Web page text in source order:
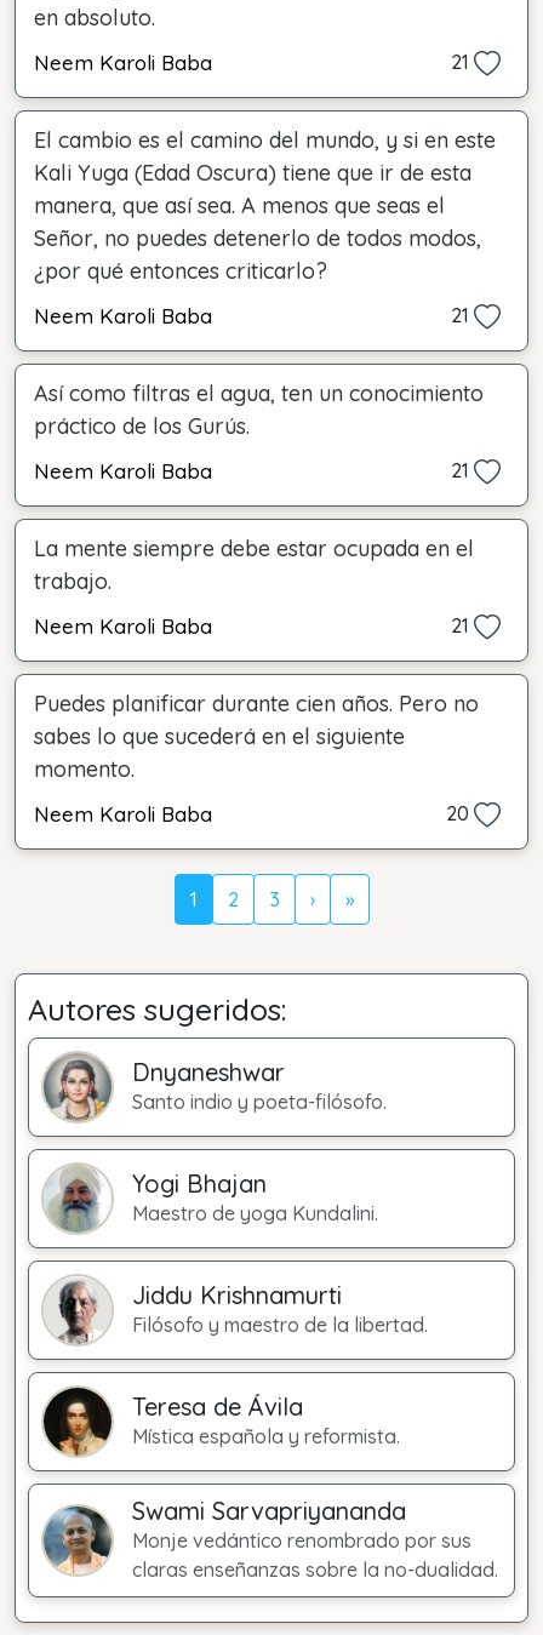
en absoluto.
Neem Karoli Baba 21
El cambio es el camino del mundo, y si en este
Kali Yuga (Edad Oscura) tiene que ir de esta
manera, que así sea. A menos que seas el
Señor, no puedes detenerlo de todos modos,
¿por qué entonces criticarlo?
Neem Karoli Baba 21
Así como filtras el agua, ten un conocimiento
práctico de los Gurús.
Neem Karoli Baba 21
La mente siempre debe estar ocupada en el
trabajo.
Neem Karoli Baba 21
Puedes planificar durante cien años. Pero no
sabes lo que sucederá en el siguiente
momento.
Neem Karoli Baba 20
1 2 3 › »
Autores sugeridos:
Dnyaneshwar
Santo indio y poeta-filósofo.
Yogi Bhajan
Maestro de yoga Kundalini.
Jiddu Krishnamurti
Filósofo y maestro de la libertad.
Teresa de Ávila
Mística española y reformista.
Swami Sarvapriyananda
Monje vedántico renombrado por sus
claras enseñanzas sobre la no-dualidad.